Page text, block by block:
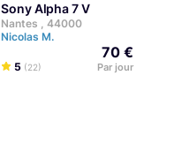
Sony Alpha 7 V
Nantes , 44000
Nicolas M.
5 (22)
70 €
Par jour